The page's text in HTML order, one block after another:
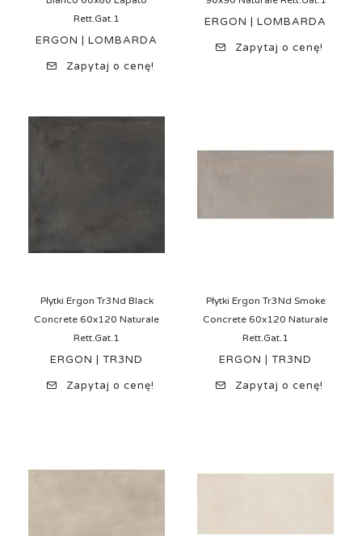
Rett.Gat.1
ERGON | LOMBARDA
Zapytaj o cenę!
ERGON | LOMBARDA
Zapytaj o cenę!
Płytki Ergon Tr3Nd Black
Concrete 60x120 Naturale
Rett.Gat.1
ERGON | TR3ND
Zapytaj o cenę!
Płytki Ergon Tr3Nd Smoke
Concrete 60x120 Naturale
Rett.Gat.1
ERGON | TR3ND
Zapytaj o cenę!